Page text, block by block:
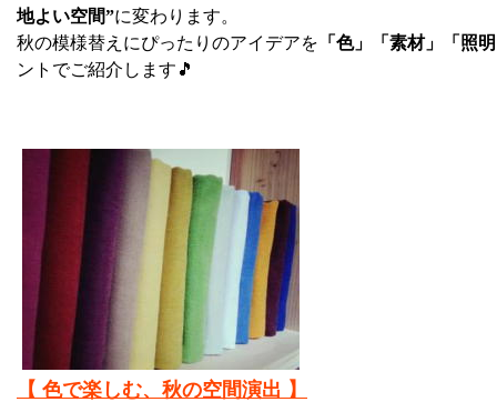
地よい空間”に変わります。
秋の模様替えにぴったりのアイデアを 「色」「素材」「照
ントでご紹介します🎵
【 色で楽しむ、秋の空間演出 】